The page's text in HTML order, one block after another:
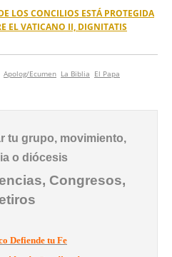
LOS CONCILIOS ESTÁ PROTEGIDA
EL VATICANO II, DIGNITATIS
Apolog/Ecumen La Biblia El Papa
tu grupo, movimiento,
o diócesis
Congresos,
Defiende tu Fe